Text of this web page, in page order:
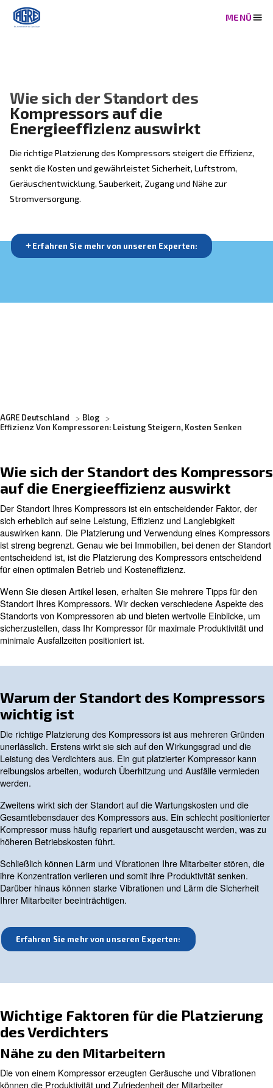
Wie sich der Standort des
Kompressors auf die
Energieeffizienz auswirkt
Die richtige Platzierung des Kompressors steigert
Stromversorgung.
AGRE Deutschland
Blog
Effizienz Von Kompressoren: Leistung Steigern, Kosten
Wie sich der Standort des
auf die Energieeffizienz
Der Standort Ihres Kompressors ist ein entscheidender
sich erheblich auf seine Leistung, Effizienz und
auswirken kann. Die Platzierung und Verwendung
entscheidend ist, ist die Platzierung des Kompressors
für einen optimalen Betrieb und Kosteneffizienz.
Wenn Sie diesen Artikel lesen, erhalten Sie mehrere
Standort Ihres Kompressors. Wir decken verschiedene
Standorts von Kompressoren ab und bieten wertvolle
sicherzustellen, dass Ihr Kompressor für maximale
minimale Ausfallzeiten positioniert ist.
Warum der Standort des
wichtig ist
unerlässlich. Erstens wirkt sie sich auf den
Leistung des Verdichters aus. Ein gut platzierter
Gesamtlebensdauer des Kompressors aus. Ein
Kompressor muss häufig repariert und ausgetauscht
höheren Betriebskosten führt.
Schließlich können Lärm und Vibrationen Ihre